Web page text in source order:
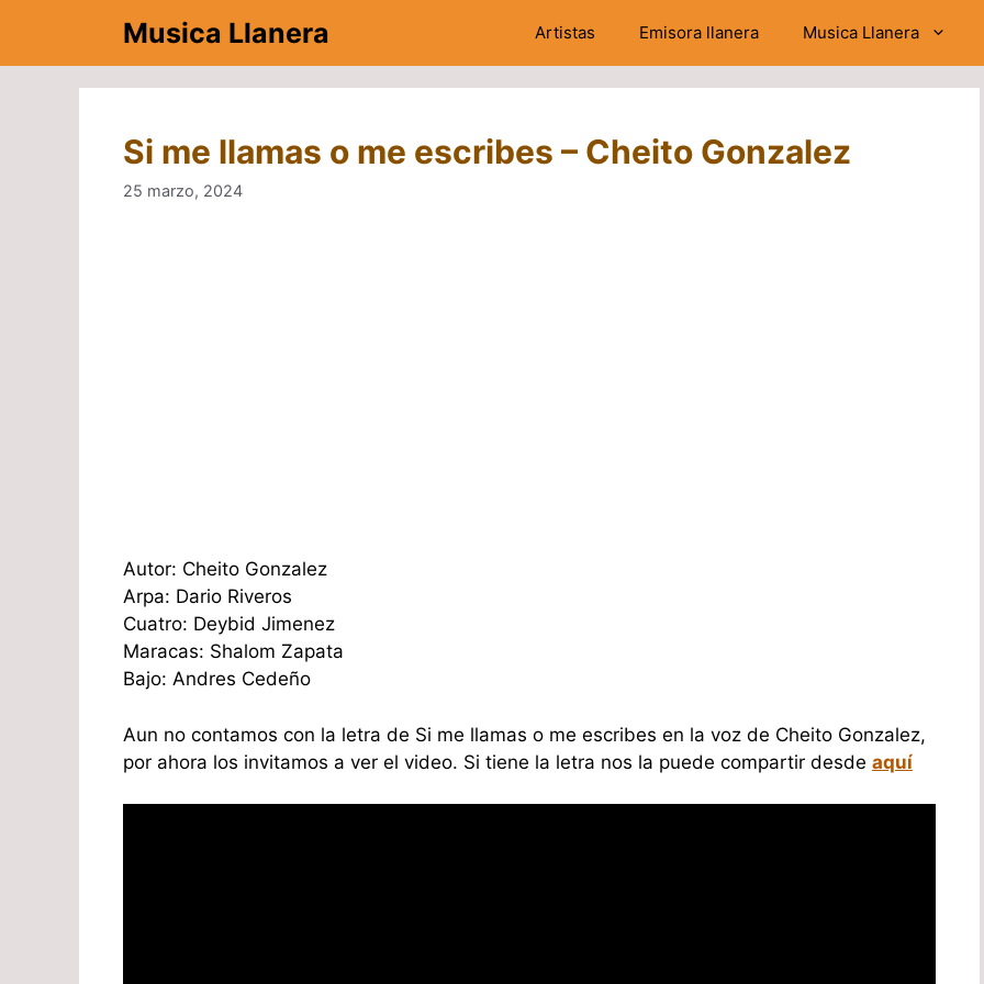
contenido
Musica Llanera Artistas Emisora llanera Musica Llanera
Si me llamas o me escribes – Cheito Gonzalez
25 marzo, 2024
Autor: Cheito Gonzalez
Arpa: Dario Riveros
Cuatro: Deybid Jimenez
Maracas: Shalom Zapata
Bajo: Andres Cedeño
Aun no contamos con la letra de Si me llamas o me escribes en la voz de Cheito Gonzalez,
por ahora los invitamos a ver el video. Si tiene la letra nos la puede compartir desde aquí